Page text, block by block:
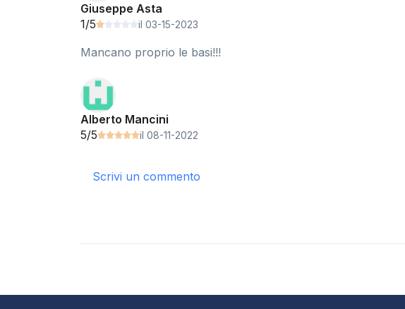
Giuseppe Asta
1/5
il 03-15-2023
Mancano proprio le basi!!!
Alberto Mancini
5/5
il 08-11-2022
Scrivi un commento